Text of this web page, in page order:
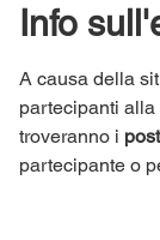
Info
A causa della
partecipanti alla
troveranno i
partecipante o